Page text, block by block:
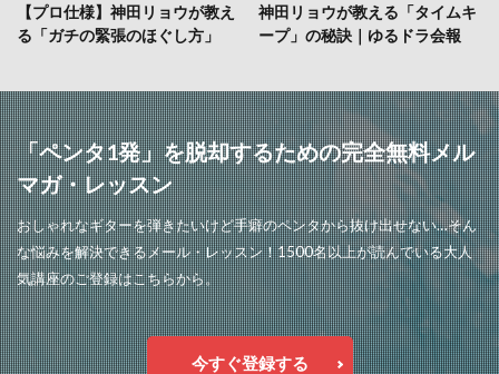
【プロ仕様】神田リョウが教え
る「ガチの緊張のほぐし方」
神田リョウが教える「タイムキ
ープ」の秘訣｜ゆるドラ会報
「ペンタ1発」を脱却するための完全無料メル
マガ・レッスン
おしゃれなギターを弾きたいけど手癖のペンタから抜け出せない…そん
な悩みを解決できるメール・レッスン！1500名以上が読んでいる大人
気講座のご登録はこちらから。
今すぐ登録する